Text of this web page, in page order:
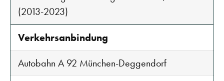
(2013-2023)
Verkehrsanbindung
Autobahn A 92 München-Deggendorf